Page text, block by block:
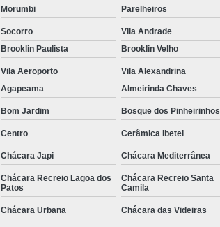
Morumbi Parelheiros
Socorro Vila Andrade
Brooklin Paulista Brooklin Velho
Vila Aeroporto Vila Alexandrina
Agapeama Almeirinda Chaves
Bom Jardim Bosque dos Pinheirinhos
Centro Cerâmica Ibetel
Chácara Japi Chácara Mediterrânea
Chácara Recreio Lagoa dos
Patos
Chácara Recreio Santa
Camila
Chácara Urbana Chácara das Videiras